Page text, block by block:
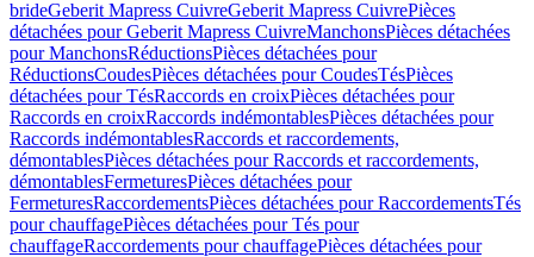
brideGeberit Mapress CuivreGeberit Mapress CuivrePièces
détachées pour Geberit Mapress CuivreManchonsPièces détachées
pour ManchonsRéductionsPièces détachées pour
RéductionsCoudesPièces détachées pour CoudesTésPièces
détachées pour TésRaccords en croixPièces détachées pour
Raccords en croixRaccords indémontablesPièces détachées pour
Raccords indémontablesRaccords et raccordements,
démontablesPièces détachées pour Raccords et raccordements,
démontablesFermeturesPièces détachées pour
FermeturesRaccordementsPièces détachées pour RaccordementsTés
pour chauffagePièces détachées pour Tés pour
chauffageRaccordements pour chauffagePièces détachées pour